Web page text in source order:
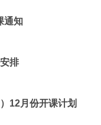
通知
排
12月份开课计划